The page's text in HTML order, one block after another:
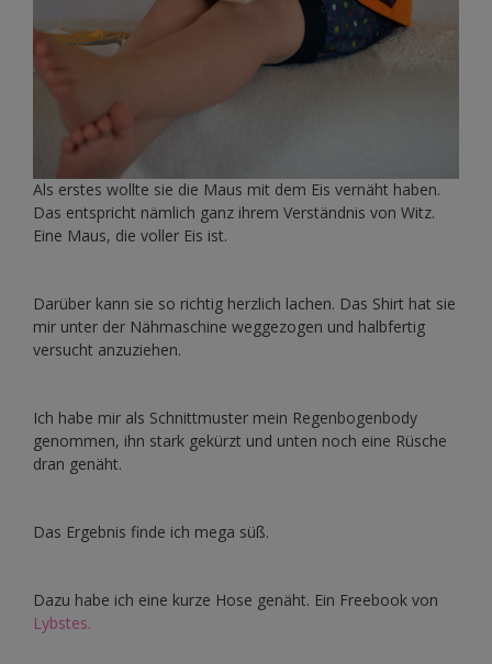
Als erstes wollte sie die Maus mit dem Eis vernäht haben.
Das entspricht nämlich ganz ihrem Verständnis von Witz.
Eine Maus, die voller Eis ist.
Darüber kann sie so richtig herzlich lachen. Das Shirt hat sie
mir unter der Nähmaschine weggezogen und halbfertig
versucht anzuziehen.
Ich habe mir als Schnittmuster mein Regenbogenbody
genommen, ihn stark gekürzt und unten noch eine Rüsche
dran genäht.
Das Ergebnis finde ich mega süß.
Dazu habe ich eine kurze Hose genäht. Ein Freebook von
Lybstes.